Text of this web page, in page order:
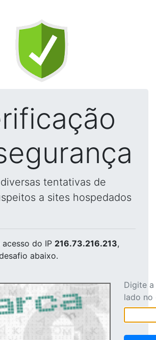
tentativas de
a sites hospedados
do IP 216.73.216.213,
abaixo.
Digite
lado no